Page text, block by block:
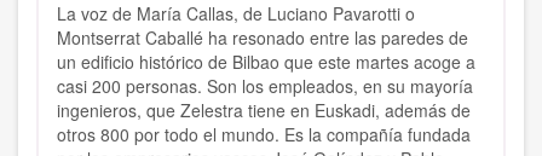
La voz de María Callas, de Luciano Pavarotti o
Montserrat Caballé ha resonado entre las paredes de
un edificio histórico de Bilbao que este martes acoge a
casi 200 personas. Son los empleados, en su mayoría
ingenieros, que Zelestra tiene en Euskadi, además de
otros 800 por todo el mundo. Es la compañía fundada